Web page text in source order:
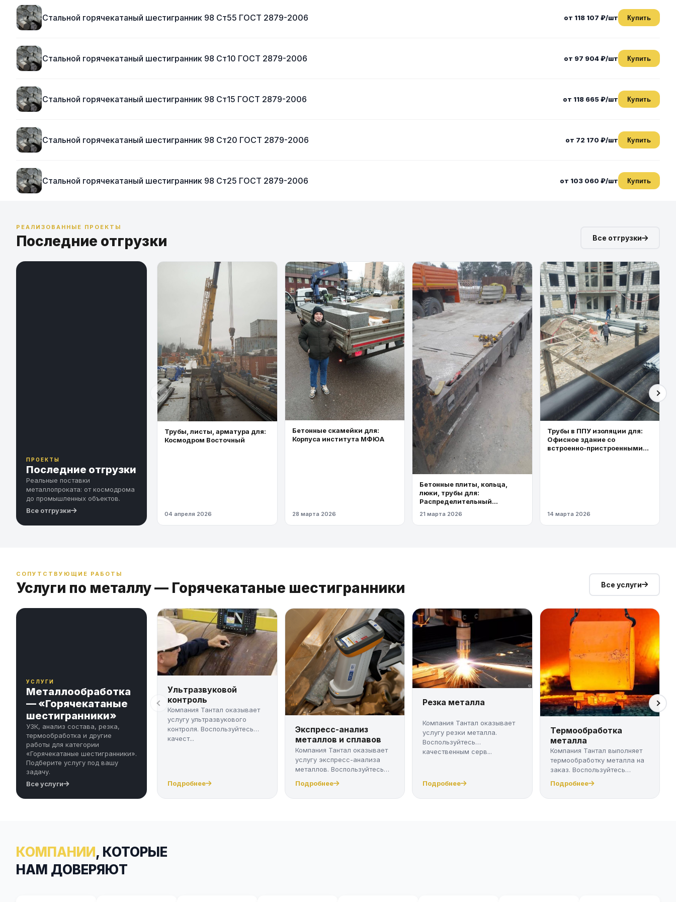
Стальной горячекатаный шестигранник 98 Ст55 ГОСТ 2879-2006 от 118 107 ₽/шт Купить
Стальной горячекатаный шестигранник 98 Ст10 ГОСТ 2879-2006 от 97 904 ₽/шт Купить
Стальной горячекатаный шестигранник 98 Ст15 ГОСТ 2879-2006 от 118 665 ₽/шт Купить
Стальной горячекатаный шестигранник 98 Ст20 ГОСТ 2879-2006 от 72 170 ₽/шт Купить
Стальной горячекатаный шестигранник 98 Ст25 ГОСТ 2879-2006 от 103 060 ₽/шт Купить
РЕАЛИЗОВАННЫЕ ПРОЕКТЫ
Последние отгрузки Все отгрузки
ПРОЕКТЫ
Последние отгрузки
Реальные поставки
металлопроката: от космодрома
до промышленных объектов.
Все отгрузки
Трубы, листы, арматура для:
Космодром Восточный
04 апреля 2026
Бетонные скамейки для:
Корпуса института МФЮА
28 марта 2026
Бетонные плиты, кольца,
люки, трубы для:
Распределительный
газопровод высокого
давления
21 марта 2026
Трубы в ППУ изоляции для:
Офисное здание со
встроенно-пристроенными
14 марта 2026
СОПУТСТВУЮЩИЕ РАБОТЫ
Услуги по металлу — Горячекатаные шестигранники Все услуги
УСЛУГИ
Металлообработка
— «Горячекатаные
шестигранники»
УЗК, анализ состава, резка,
термообработка и другие
работы для категории
«Горячекатаные шестигранники».
Подберите услугу под вашу
задачу.
Все услуги
Ультразвуковой
контроль
Компания Тантал оказывает
услугу ультразвукового
контроля. Воспользуйтесь
качест...
Подробнее
Экспресс-анализ
металлов и сплавов
Компания Тантал оказывает
услугу экспресс-анализа
металлов. Воспользуйтесь
Подробнее
Резка металла
Компания Тантал оказывает
услугу резки металла.
Воспользуйтесь
качественным серв...
Подробнее
Термообработка
металла
Компания Тантал выполняет
термообработку металла на
заказ. Воспользуйтесь
качест...
Подробнее
КОМПАНИИ, КОТОРЫЕ
НАМ ДОВЕРЯЮТ